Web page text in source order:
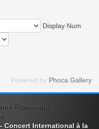
Display Num
Powered by Phoca Gallery
Framework
Concert International à la